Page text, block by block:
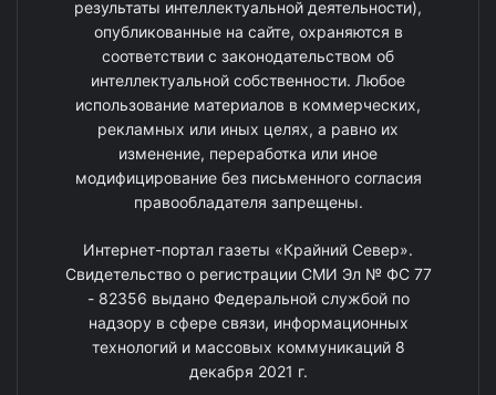
результаты интеллектуальной деятельности),
опубликованные на сайте, охраняются в
соответствии с законодательством об
интеллектуальной собственности. Любое
использование материалов в коммерческих,
рекламных или иных целях, а равно их
изменение, переработка или иное
модифицирование без письменного согласия
правообладателя запрещены.
Интернет-портал газеты «Крайний Север».
Свидетельство о регистрации СМИ Эл № ФС 77
- 82356 выдано Федеральной службой по
надзору в сфере связи, информационных
технологий и массовых коммуникаций 8
декабря 2021 г.